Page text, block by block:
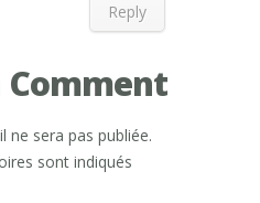
Reply
Comment
ne sera pas publiée.
sont indiqués